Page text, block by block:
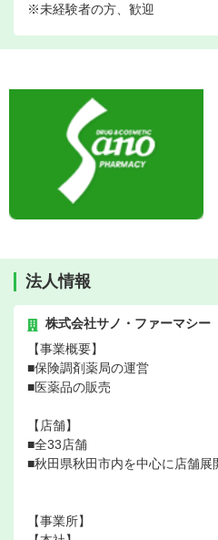
※未経験者の方、歓迎
法人情報
株式会社サノ・ファーマシー
【事業概要】
■保険調剤薬局の運営
■医薬品の販売
【店舗】
■全33店舗
■秋田県秋田市内を中心に店舗展
【事業所】